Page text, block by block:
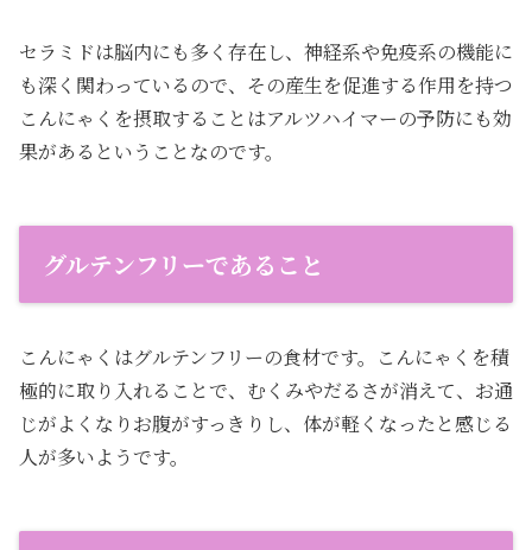
セラミドは脳内にも多く存在し、神経系や免疫系の機能に
も深く関わっているので、その産生を促進する作用を持つ
こんにゃくを摂取することはアルツハイマーの予防にも効
果があるということなのです。
グルテンフリーであること
こんにゃくはグルテンフリーの食材です。こんにゃくを積
極的に取り入れることで、むくみやだるさが消えて、お通
じがよくなりお腹がすっきりし、体が軽くなったと感じる
人が多いようです。